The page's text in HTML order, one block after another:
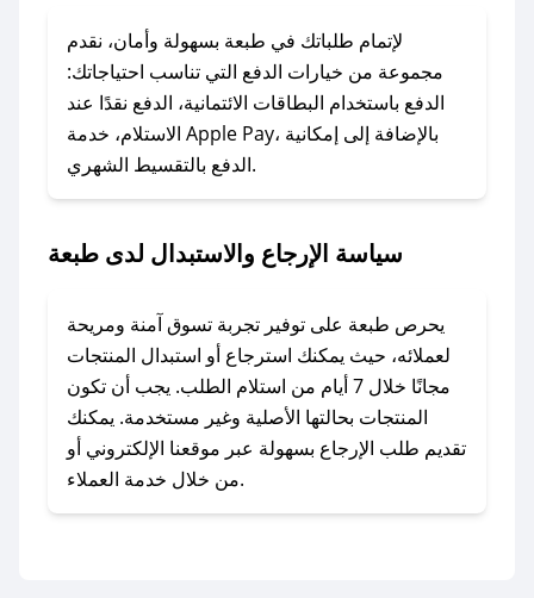
الرسائل الخاصة على تويتر أو البريد الإلكتروني،
وسنقوم بحل المشكلة في أسرع وقت ممكن.
### ماذا أفعل إذا لم أجد كود خصم لمتجري
المفضل؟
في حال عدم توفر كوبونات لمتجرك المفضل، يمكنك
أسرع وقت ممكن.
### كيف تحصل على كوبونات خصم حصرية من
طبعة؟
للحصول على كوبونات وخصومات حصرية، قم بما
يلي:
- اضغط على أيقونة متابعة لمتجر طبعة في تطبيق
صحصح.
لإتمام طلباتك في طبعة بسهولة وأمان، نقدم
مجموعة من خيارات الدفع التي تناسب احتياجاتك:
الدفع باستخدام البطاقات الائتمانية، الدفع نقدًا عند
الاستلام، خدمة Apple Pay، بالإضافة إلى إمكانية
الدفع بالتقسيط الشهري.
سياسة الإرجاع والاستبدال لدى طبعة
يحرص طبعة على توفير تجربة تسوق آمنة ومريحة
لعملائه، حيث يمكنك استرجاع أو استبدال المنتجات
مجانًا خلال 7 أيام من استلام الطلب. يجب أن تكون
المنتجات بحالتها الأصلية وغير مستخدمة. يمكنك
تقديم طلب الإرجاع بسهولة عبر موقعنا الإلكتروني أو
من خلال خدمة العملاء.